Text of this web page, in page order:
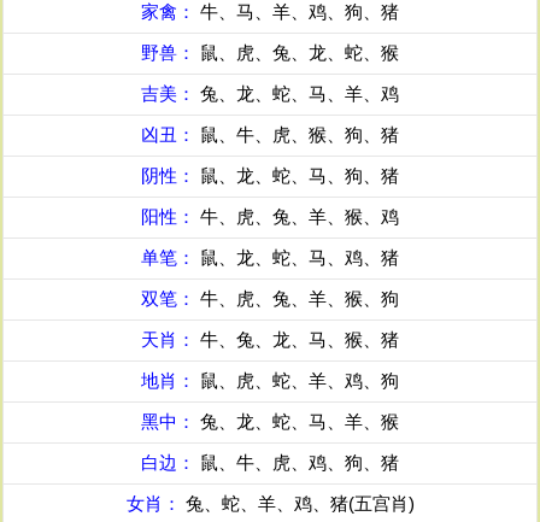
家禽： 牛、马、羊、鸡、狗、猪
野兽： 鼠、虎、兔、龙、蛇、猴
吉美： 兔、龙、蛇、马、羊、鸡
凶丑： 鼠、牛、虎、猴、狗、猪
阴性： 鼠、龙、蛇、马、狗、猪
阳性： 牛、虎、兔、羊、猴、鸡
单笔： 鼠、龙、蛇、马、鸡、猪
双笔： 牛、虎、兔、羊、猴、狗
天肖： 牛、兔、龙、马、猴、猪
地肖： 鼠、虎、蛇、羊、鸡、狗
黑中： 兔、龙、蛇、马、羊、猴
白边： 鼠、牛、虎、鸡、狗、猪
女肖： 兔、蛇、羊、鸡、猪(五宫肖)